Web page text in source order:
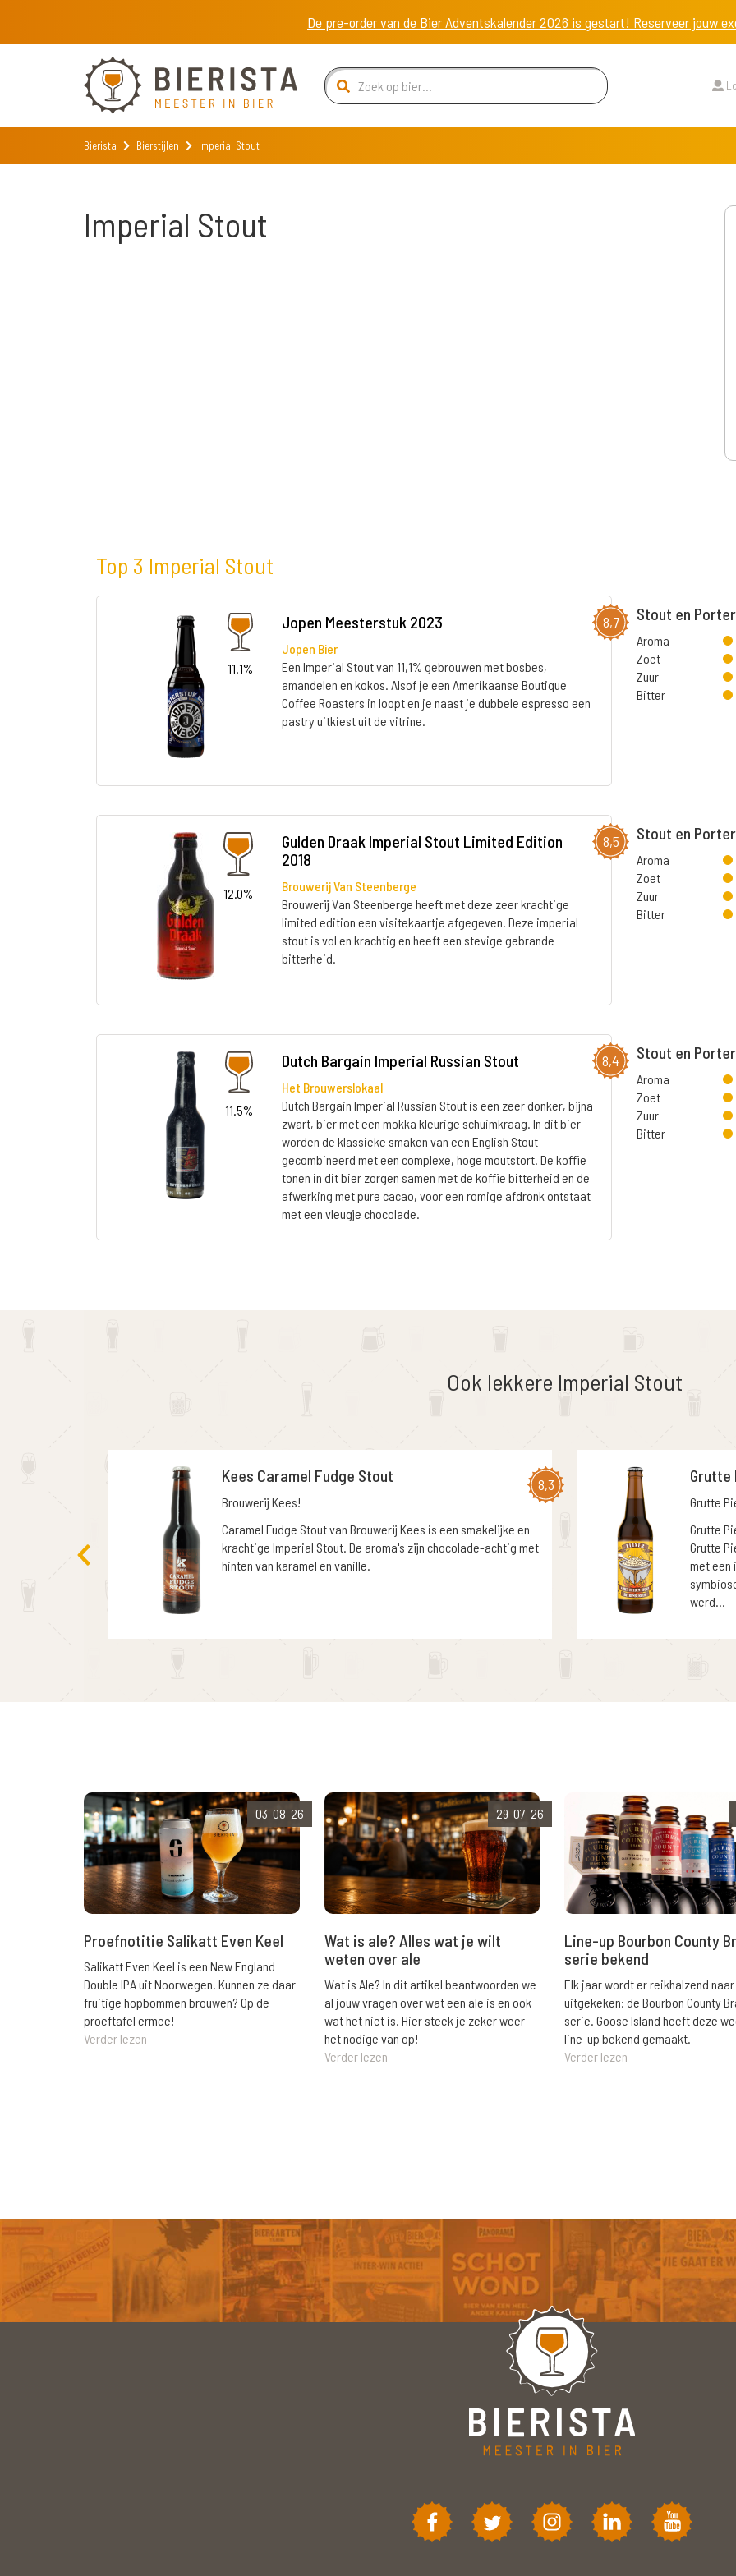
De pre-order van de Bier Adventskalender 2026 is gestart! Reserveer jouw
Bierista Bierstijlen Imperial Stout
Imperial Stout
Top 3 Imperial Stout
8,7
11.1%
Jopen Meesterstuk 2023
Jopen Bier
Een Imperial Stout van 11,1% gebrouwen met bosbes,
amandelen en kokos. Alsof je een Amerikaanse Boutique
Coffee Roasters in loopt en je naast je dubbele espresso een
pastry uitkiest uit de vitrine.
Stout en Porter
Aroma
Zoet
Zuur
Bitter
8,5
12.0%
Gulden Draak Imperial Stout Limited Edition
2018
Brouwerij Van Steenberge
Brouwerij Van Steenberge heeft met deze zeer krachtige
limited edition een visitekaartje afgegeven. Deze imperial
stout is vol en krachtig en heeft een stevige gebrande
bitterheid.
Stout en Porter
Aroma
Zoet
Zuur
Bitter
8,4
11.5%
Dutch Bargain Imperial Russian Stout
Het Brouwerslokaal
Dutch Bargain Imperial Russian Stout is een zeer donker, bijna
zwart, bier met een mokka kleurige schuimkraag. In dit bier
worden de klassieke smaken van een English Stout
gecombineerd met een complexe, hoge moutstort. De koffie
tonen in dit bier zorgen samen met de koffie bitterheid en de
afwerking met pure cacao, voor een romige afdronk ontstaat
met een vleugje chocolade.
Stout en Porter
Aroma
Zoet
Zuur
Bitter
Ook lekkere Imperial Stout
8,3
Kees Caramel Fudge Stout
Brouwerij Kees!
Caramel Fudge Stout van Brouwerij Kees is een smakelijke en
krachtige Imperial Stout. De aroma's zijn chocolade-achtig met
hinten van karamel en vanille.
Grutte
Grutte
Grutte
Grutte
met een
werd...
03-08-26
Proefnotitie Salikatt Even Keel
Salikatt Even Keel is een New England
Double IPA uit Noorwegen. Kunnen ze daar
fruitige hopbommen brouwen? Op de
proeftafel ermee!
Verder lezen
29-07-26
Wat is ale? Alles wat je wilt
weten over ale
Wat is Ale? In dit artikel beantwoorden we
al jouw vragen over wat een ale is en ook
wat het niet is. Hier steek je zeker weer
het nodige van op!
Verder lezen
Line-up Bourbon County
serie bekend
Elk jaar wordt er reikhalzend naar
uitgekeken: de Bourbon County
serie. Goose Island heeft deze
line-up bekend gemaakt.
Verder lezen